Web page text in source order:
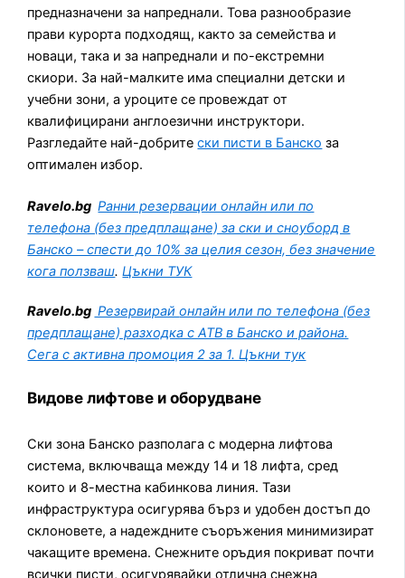
предназначени за напреднали. Това разнообразие
прави курорта подходящ, както за семейства и
новаци, така и за напреднали и по-екстремни
скиори. За най-малките има специални детски и
учебни зони, а уроците се провеждат от
квалифицирани англоезични инструктори.
Разгледайте най-добритески писти в Банско за
оптимален избор.
Ravelo.bg Ранни резервации онлайн или по
телефона (без предплащане) за ски и сноуборд в
Банско – спести до 10% за целия сезон, без значение
кога ползваш.Цъкни ТУК
Ravelo.bg Резервирайонлайн или по телефона (без
предплащане) разходка с АТВв Банско и района.
Сега с активна промоция 2 за 1. Цъкни тук
Видове лифтове и оборудване
Ски зона Банско разполага с модерна лифтова
система, включваща между 14 и 18 лифта, сред
които и 8-местна кабинкова линия. Тази
инфраструктура осигурява бърз и удобен достъп до
склоновете, а надеждните съоръжения минимизират
чакащите времена. Снежните оръдия покриват почти
всички писти, осигурявайки отлична снежна